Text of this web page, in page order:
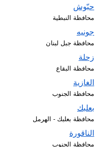
حبّوش
محافظة النبطية
جونيه
محافظة جبل لبنان
زحلة
محافظة البقاع
الغازية
محافظة الجنوب
بعلبك
محافظة بعلبك - الهرمل
الناقورة
محافظة الجنوب